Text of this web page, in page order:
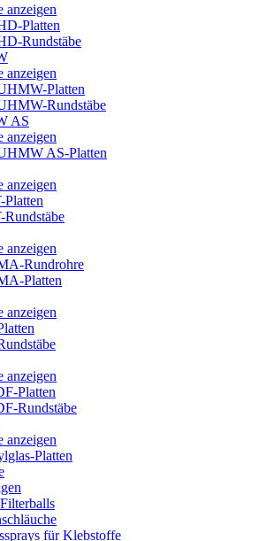
anzeigen
Platten
Rundstäbe
anzeigen
Platten
Rundstäbe
AS
anzeigen
AS-Platten
anzeigen
Platten
Rundstäbe
anzeigen
Rundrohre
Platten
anzeigen
anzeigen
Platten
Rundstäbe
anzeigen
Platten
für Klebstoffe